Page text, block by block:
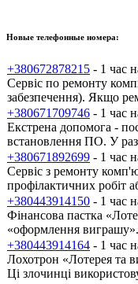
Новые телефонные номера:
+380672878215 - 1 час
Сервіс по ремонту
забезпечення). Якщо
+380671709746 - 1 час
Екстрена допомога -
встановлення ПО. У
+380671892699 - 1 час
Сервіс з ремонту
профілактичних робіт
+380443914150 - 1 час
Фінансова пастка
«оформлення
+380443914164 - 1 час
Лохотрон «Лотерея та
Ці злочинці